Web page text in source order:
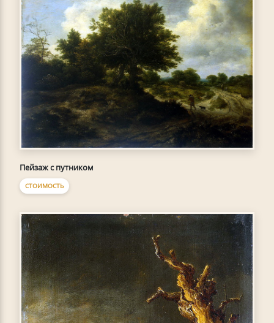
Пейзаж с путником
СТОИМОСТЬ